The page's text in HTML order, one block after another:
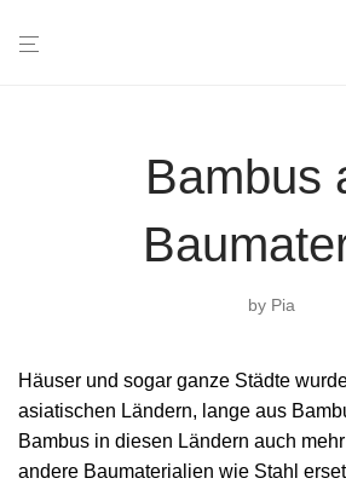
Bambus
by Pia
Häuser und sogar ganze Städte
asiatischen Ländern, lange aus
Bambus in diesen Ländern auch
andere Baumaterialien wie Stahl